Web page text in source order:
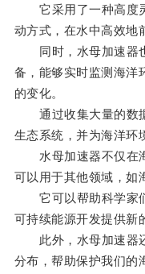
它采用了一种高度灵
动方式，在水中高效地
同时，水母加速器也
备，能够实时监测海洋
的变化。
通过收集大量的数据
生态系统，并为海洋环
水母加速器不仅在海
可以用于其他领域，如
它可以帮助科学家们
可持续能源开发提供新
此外，水母加速器还
分布，帮助保护我们的